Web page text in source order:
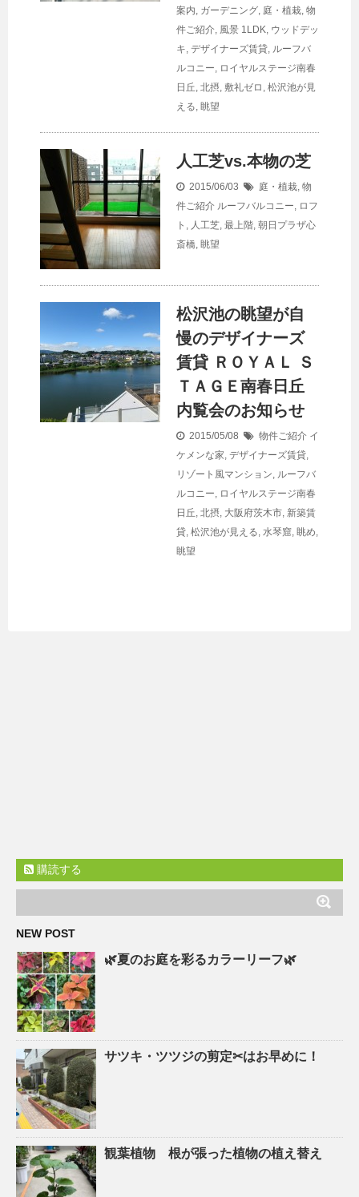
案内, ガーデニング, 庭・植栽, 物
件ご紹介, 風景 1LDK, ウッドデッ
キ, デザイナーズ賃貸, ルーフバ
ルコニー, ロイヤルステージ南春
日丘, 北摂, 敷礼ゼロ , 松沢池が見
える, 眺望
人工芝vs.本物の芝
2015/06/03 庭・植栽, 物
件ご紹介 ルーフバルコニー, ロフ
ト , 人工芝, 最上階, 朝日プラザ心
斎橋, 眺望
松沢池の眺望が自
慢のデザイナーズ
賃貸 ＲＯＹＡＬ Ｓ
ＴＡＧＥ南春日丘
内覧会のお知らせ
2015/05/08 物件ご紹介 イ
ケメンな家, デザイナーズ賃貸,
リゾート風マンション, ルーフバ
ルコニー, ロイヤルステージ南春
日丘, 北摂, 大阪府茨木市, 新築賃
貸, 松沢池が見える, 水琴窟, 眺め,
眺望
購読する
NEW POST
🌿夏のお庭を彩るカラーリーフ🌿
サツキ・ツツジの剪定✂はお早めに！
観葉植物 根が張った植物の植え替え